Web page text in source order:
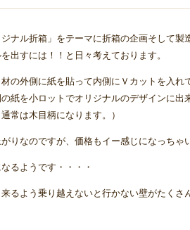
ジナル折箱」をテーマに折箱の企画そして製
出すには！！と日々考えております。
の外側に紙を貼って内側にＶカットを入れ
紙を小ロットでオリジナルのデザインに出
常は木目柄になります。）
りなのですが、価格もイー感じになっちゃ
るようです・・・・
るよう乗り越えないと行かない壁がたくさ